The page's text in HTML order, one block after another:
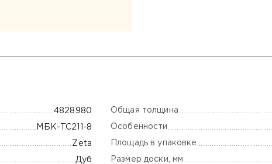
4828980
МБК-TC211-8
Zeta
Дуб
Общая толщина
Особенности
Площадь в упаковке
Размер доски, мм